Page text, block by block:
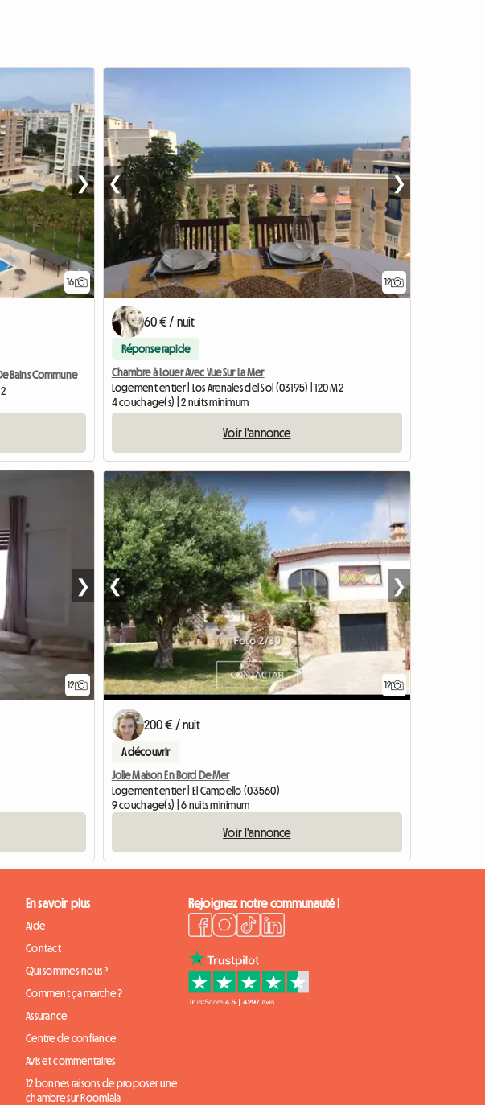
16
❯
Bains Commune
12
❮ ❯
60 € / nuit
Réponse rapide
Chambre à Louer Avec Vue Sur La Mer
Logement entier | Los Arenales del Sol (03195) | 120 M2
4 couchage(s) | 2 nuits minimum
Voir l'annonce
12
❯
12
❮ ❯
200 € / nuit
A découvrir
Jolie Maison En Bord De Mer
Logement entier | El Campello (03560)
9 couchage(s) | 6 nuits minimum
Voir l'annonce
En savoir plus
Aide
Contact
Qui sommes-nous ?
Comment ça marche ?
Assurance
Centre de confiance
Avis et commentaires
12 bonnes raisons de proposer une
chambre sur Roomlala
Rejoignez notre communauté !